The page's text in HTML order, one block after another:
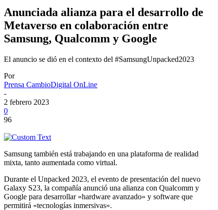
Anunciada alianza para el desarrollo de
Metaverso en colaboración entre
Samsung, Qualcomm y Google
El anuncio se dió en el contexto del #SamsungUnpacked2023
Por
Prensa CambioDigital OnLine
-
2 febrero 2023
0
96
Samsung también está trabajando en una plataforma de realidad
mixta, tanto aumentada como virtual.
Durante el Unpacked 2023, el evento de presentación del nuevo
Galaxy S23, la compañía anunció una alianza con Qualcomm y
Google para desarrollar «hardware avanzado» y software que
permitirá «tecnologías inmersivas».